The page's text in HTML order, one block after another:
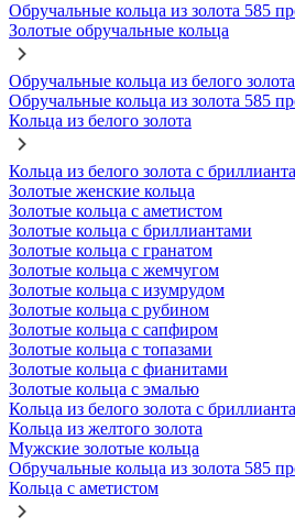
Обручальные кольца из золота 585
Золотые обручальные кольца
Обручальные кольца из белого золота
Обручальные кольца из золота 585
Кольца из белого золота
Кольца из белого золота с
Золотые женские кольца
Золотые кольца с аметистом
Золотые кольца с бриллиантами
Золотые кольца с гранатом
Золотые кольца с жемчугом
Золотые кольца с изумрудом
Золотые кольца с рубином
Золотые кольца с сапфиром
Золотые кольца с топазами
Золотые кольца с фианитами
Золотые кольца с эмалью
Кольца из белого золота с
Кольца из желтого золота
Мужские золотые кольца
Обручальные кольца из золота 585
Кольца с аметистом